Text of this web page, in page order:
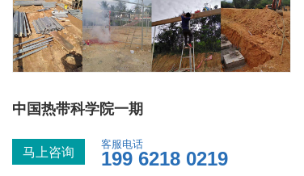
中国热带科学院一期
马上咨询 客服电话
199 6218 0219